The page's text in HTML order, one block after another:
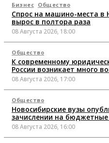
Бизнес Общество
Спрос на машино-места в
вырос в полтора раза
08 Августа 2026, 18:00
Общество
К современному
России возникает много
08 Августа 2026, 17:00
Общество
Новосибирские вузы
зачислении на бюджетные
08 Августа 2026, 16:00